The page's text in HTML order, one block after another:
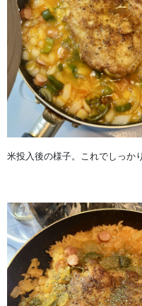
米投入後の様子。これでしっか